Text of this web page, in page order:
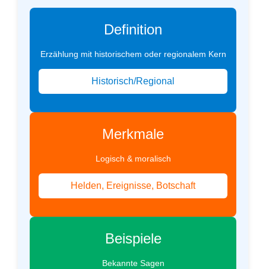
Definition
Erzählung mit historischem oder regionalem Kern
Historisch/Regional
Merkmale
Logisch & moralisch
Helden, Ereignisse, Botschaft
Beispiele
Bekannte Sagen